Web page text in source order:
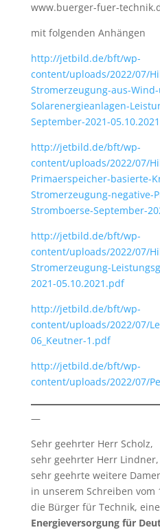
www.buerger-fuer-
mit folgenden Anhängen
http://jetbild.de/bft/wp-
content/uploads/2022/07/
Stromerzeugung-aus-
Solarenergieanlagen-
September-2021-
http://jetbild.de/bft/wp-
content/uploads/2022/07/
Primaerspeicher-basierte-
Stromerzeugung-negative-
Stromboerse-September-
http://jetbild.de/bft/wp-
content/uploads/2022/07/
Stromerzeugung-
2021-05.10.2021.pdf
http://jetbild.de/bft/wp-
content/uploads/2022/07/
06_Keutner-1.pdf
http://jetbild.de/bft/wp-
content/uploads/2022/07/
—
Sehr geehrter Herr Scholz,
sehr geehrter Herr Lindner,
sehr geehrte weitere
in unserem Schreiben vom
die Bürger für Technik, eine
Energieversorgung für